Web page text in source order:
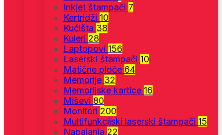
Inkjet štampači 7
Kertridži 10
Kućišta 38
Kuleri 28
Laptopovi 156
Laserski štampači 10
Matične ploče 64
Memorije 32
Memorijske kartice 16
Miševi 80
Monitori 200
Multifunkcijski laserski štampači 15
Napajanja 22